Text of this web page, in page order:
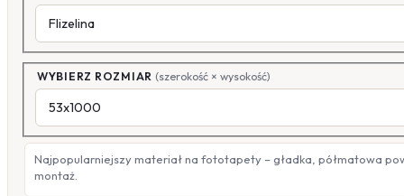
WYBIERZ ROZMIAR (szerokość × wysokość)
Najpopularniejszy materiał na fototapety – gładka, półmatowa
montaż.